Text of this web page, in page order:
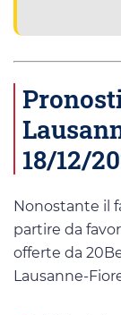
18/12/
Nonostante il
partire da
offerte da
Lausanne-